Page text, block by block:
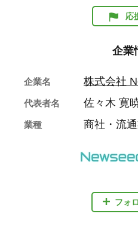
応
企業
フォ
企業名 株式会社
代表者名 佐々木 寛
業種 商社・流